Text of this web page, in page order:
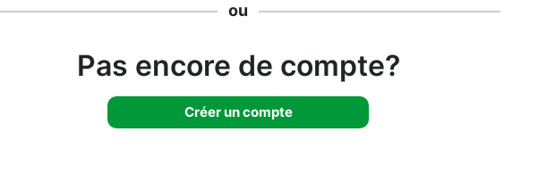
ou
Pas encore de compte?
Créer un compte